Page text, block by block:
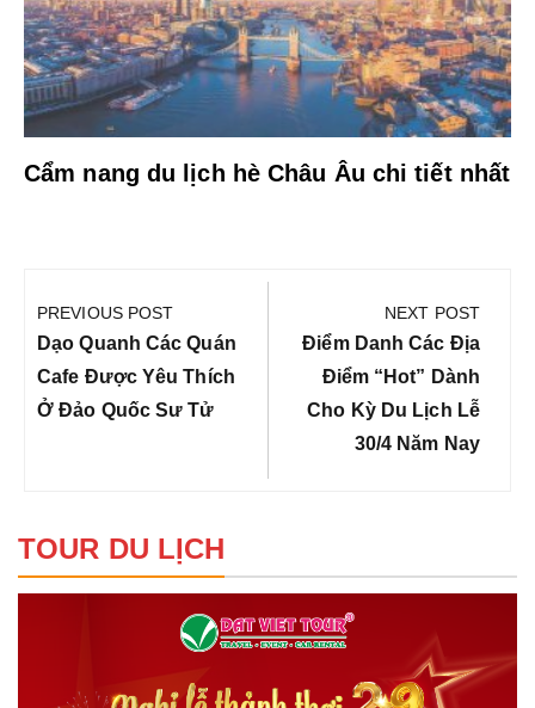
Cẩm nang du lịch hè Châu Âu chi tiết nhất
hướng
bài
viết
PREVIOUS POST
Previous
Post:
Dạo Quanh Các Quán
Cafe Được Yêu Thích
Ở Đảo Quốc Sư Tử
NEXT POST
Next
Post:
Điểm Danh Các Địa
Điểm “hot” Dành
Cho Kỳ Du Lịch Lễ
30/4 Năm Nay
TOUR DU LỊCH